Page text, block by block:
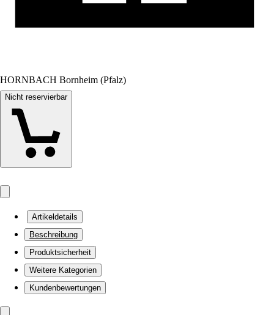
HORNBACH Bornheim (Pfalz)
Nicht reservierbar
Artikeldetails
Beschreibung
Produktsicherheit
Weitere Kategorien
Kundenbewertungen